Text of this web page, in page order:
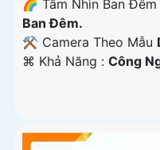
🌈 Tầm Nhìn Ban Đêm
Ban Đêm.
⚒ Camera Theo Mẫu
️⌘ Khả Năng : Công